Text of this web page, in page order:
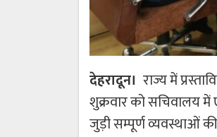
देहरादून। राज्य में
शुक्रवार को सचिवालय
जुड़ी सम्पूर्ण व्यवस्थाओं